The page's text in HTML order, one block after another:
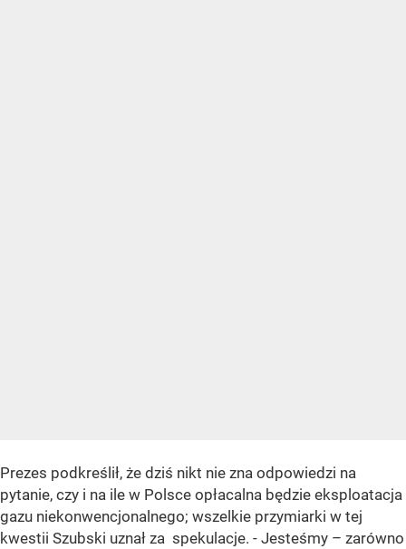
Prezes podkreślił, że dziś nikt nie zna odpowiedzi na
pytanie, czy i na ile w Polsce opłacalna będzie eksploatacja
gazu niekonwencjonalnego; wszelkie przymiarki w tej
kwestii Szubski uznał za spekulacje. - Jesteśmy – zarówno